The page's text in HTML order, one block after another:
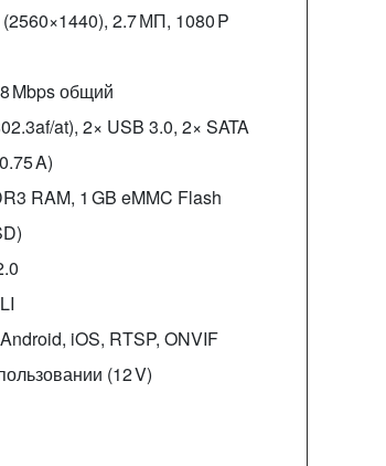
2.7 МП, 1080 P
Mbps общий
at), 2× USB 3.0, 2× SATA
A)
RAM, 1 GB eMMC Flash
iOS, RTSP, ONVIF
(12 V)